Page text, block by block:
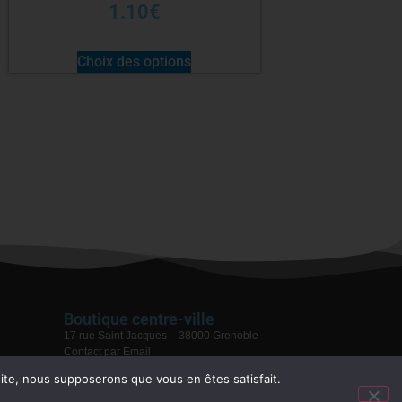
1.10€
Choix des options
Boutique centre-ville
17 rue Saint Jacques – 38000 Grenoble
Contact par Email
nous supposerons que vous en êtes satisfait.